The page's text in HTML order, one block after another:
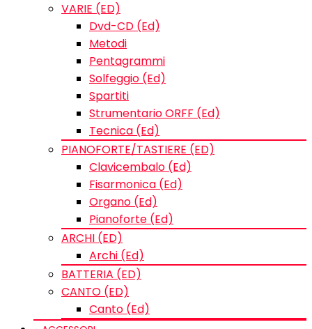
VARIE (ED)
Dvd-CD (Ed)
Metodi
Pentagrammi
Solfeggio (Ed)
Spartiti
Strumentario ORFF (Ed)
Tecnica (Ed)
PIANOFORTE/TASTIERE (ED)
Clavicembalo (Ed)
Fisarmonica (Ed)
Organo (Ed)
Pianoforte (Ed)
ARCHI (ED)
Archi (Ed)
BATTERIA (ED)
CANTO (ED)
Canto (Ed)